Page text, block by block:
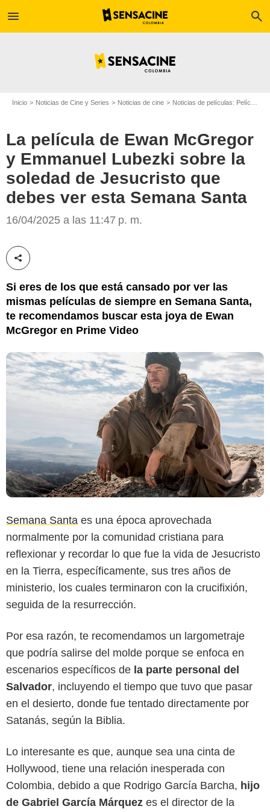
menu search
Inicio Noticias de Cine y Series Noticias de cine Noticias de películas: Película - ¿Sabías que...?
La película de Ewan McGregor
y Emmanuel Lubezki sobre la
soledad de Jesucristo que
debes ver esta Semana Santa
16/04/2025 a las 11:47 p. m.
Compartir esta noticia
Si eres de los que está cansado por ver las
mismas películas de siempre en Semana Santa,
te recomendamos buscar esta joya de Ewan
McGregor en Prime Video
Semana Santa es una época aprovechada
normalmente por la comunidad cristiana para
reflexionar y recordar lo que fue la vida de Jesucristo
en la Tierra, específicamente, sus tres años de
ministerio, los cuales terminaron con la crucifixión,
seguida de la resurrección.
Por esa razón, te recomendamos un largometraje
que podría salirse del molde porque se enfoca en
escenarios específicos de la parte personal del
Salvador, incluyendo el tiempo que tuvo que pasar
en el desierto, donde fue tentado directamente por
Satanás, según la Biblia.
Lo interesante es que, aunque sea una cinta de
Hollywood, tiene una relación inesperada con
Colombia, debido a que Rodrigo García Barcha, hijo
de Gabriel García Márquez es el director de la
Division Films